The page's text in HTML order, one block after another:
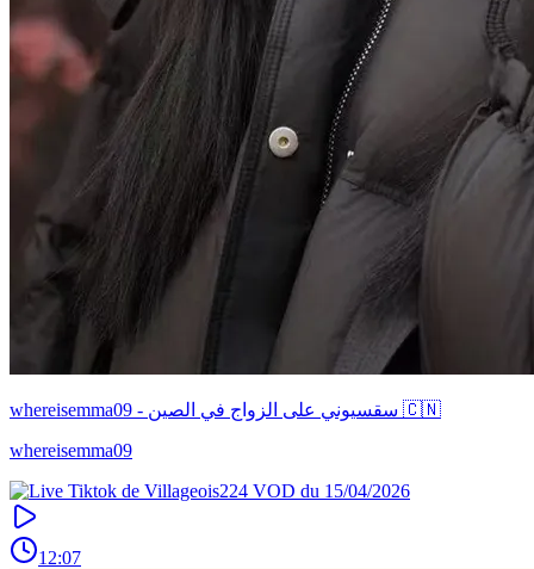
whereisemma09 - سقسيوني على الزواج في الصين 🇨🇳
whereisemma09
12:07